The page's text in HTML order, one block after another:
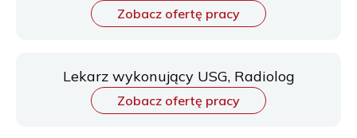
Zobacz ofertę pracy
Lekarz wykonujący USG, Radiolog
Zobacz ofertę pracy